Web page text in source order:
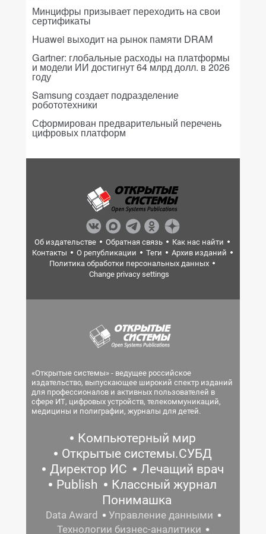
Минцифры призывает переходить на свои
сертификаты
Huawei выходит на рынок памяти DRAM
Gartner: глобальные расходы на платформы
и модели ИИ достигнут 64 млрд долл. в 2026
году
Samsung создает подразделение
робототехники
Сформирован предварительный перечень
цифровых платформ
Об издательстве Обратная связь
Как нас найти
Контакты
О републикации Теги
Архив изданий
Политика обработки персональных данных
Change privacy settings
«Открытые системы» - ведущее российское
издательство, выпускающее широкий спектр изданий
для профессионалов и активных пользователей в
сфере ИТ, цифровых устройств, телекоммуникаций,
медицины и полиграфии, журналы для детей.
Компьютерный мир
Открытые системы.СУБД
Директор ИС
Лечащий врач
Publish
Классный журнал
Понимашка
Data Award
Управление данными
Технологии бизнес-аналитики